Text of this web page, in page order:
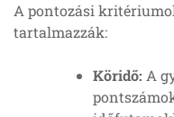
A pontozási
tartalmazzák:
Köridő: A